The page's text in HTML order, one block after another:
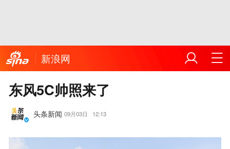
新浪网
东风5C帅照来了
头条新闻 09月03日 12:13